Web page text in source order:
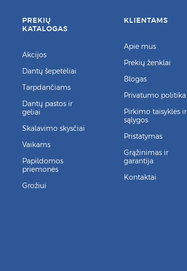
PREKIŲ
KATALOGAS
Akcijos
Dantų šepetėliai
Tarpdančiams
Dantų pastos ir
geliai
Skalavimo skysčiai
Vaikams
Papildomos
priemonės
Grožiui
KLIENTAMS
Apie mus
Prekių ženklai
Blogas
Privatumo politika
Pirkimo taisyklės ir
sąlygos
Pristatymas
Grąžinimas ir
garantija
Kontaktai